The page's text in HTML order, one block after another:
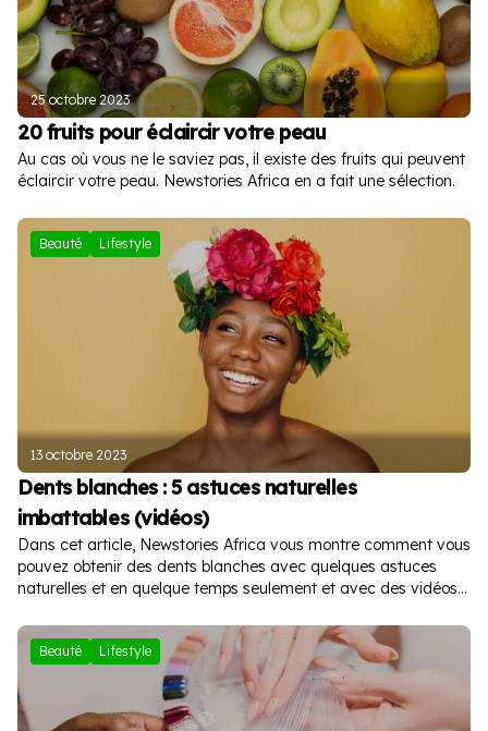
25 octobre 2023
20 fruits pour éclaircir votre peau
Au cas où vous ne le saviez pas, il existe des fruits qui peuvent
éclaircir votre peau. Newstories Africa en a fait une sélection.
Beauté Lifestyle
13 octobre 2023
Dents blanches : 5 astuces naturelles
imbattables (vidéos)
Dans cet article, Newstories Africa vous montre comment vous
pouvez obtenir des dents blanches avec quelques astuces
naturelles et en quelque temps seulement et avec des vidéos
Beauté Lifestyle